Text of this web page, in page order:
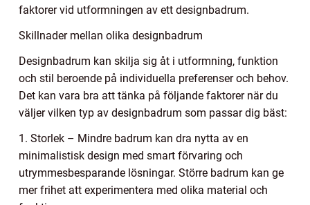
faktorer vid utformningen av ett designbadrum.
Skillnader mellan olika designbadrum
Designbadrum kan skilja sig åt i utformning, funktion
och stil beroende på individuella preferenser och behov.
Det kan vara bra att tänka på följande faktorer när du
väljer vilken typ av designbadrum som passar dig bäst:
1. Storlek – Mindre badrum kan dra nytta av en
minimalistisk design med smart förvaring och
utrymmesbesparande lösningar. Större badrum kan ge
mer frihet att experimentera med olika material och